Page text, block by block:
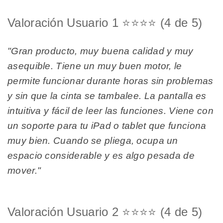
Valoración Usuario 1 ⭐⭐⭐⭐ (4 de 5)
"Gran producto, muy buena calidad y muy
asequible. Tiene un muy buen motor, le
permite funcionar durante horas sin problemas
y sin que la cinta se tambalee. La pantalla es
intuitiva y fácil de leer las funciones. Viene con
un soporte para tu iPad o tablet que funciona
muy bien. Cuando se pliega, ocupa un
espacio considerable y es algo pesada de
mover."
Valoración Usuario 2 ⭐⭐⭐⭐ (4 de 5)